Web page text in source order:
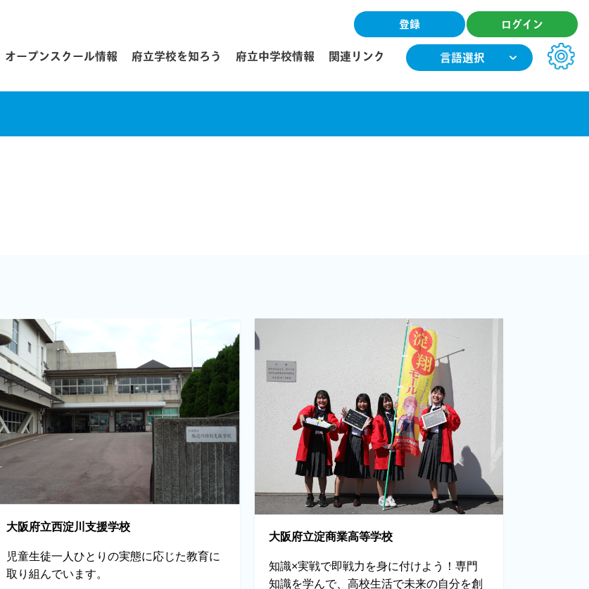
登録 ログイン
オープンスクール情報 府立学校を知ろう 府立中学校情報 関連リンク 言語選択
大阪府立西淀川支援学校
児童生徒一人ひとりの実態に応じた教育に
取り組んでいます。
大阪府立淀商業高等学校
知識×実戦で即戦力を身に付けよう！専門
知識を学んで、高校生活で未来の自分を創